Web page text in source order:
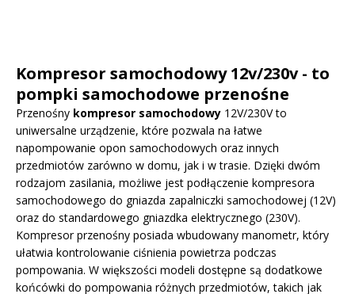
Kompresor samochodowy 12v/230v - to
pompki samochodowe przenośne
Przenośny kompresor samochodowy 12V/230V to
uniwersalne urządzenie, które pozwala na łatwe
napompowanie opon samochodowych oraz innych
przedmiotów zarówno w domu, jak i w trasie. Dzięki dwóm
rodzajom zasilania, możliwe jest podłączenie kompresora
samochodowego do gniazda zapalniczki samochodowej (12V)
oraz do standardowego gniazdka elektrycznego (230V).
Kompresor przenośny posiada wbudowany manometr, który
ułatwia kontrolowanie ciśnienia powietrza podczas
pompowania. W większości modeli dostępne są dodatkowe
końcówki do pompowania różnych przedmiotów, takich jak